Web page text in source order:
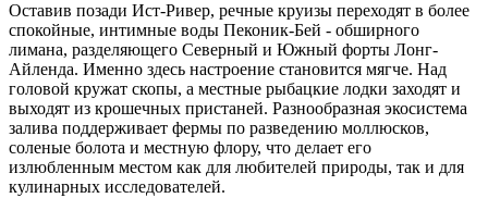
Оставив позади Ист-Ривер, речные круизы переходят в более
спокойные, интимные воды Пеконик-Бей - обширного
лимана, разделяющего Северный и Южный форты Лонг-
Айленда. Именно здесь настроение становится мягче. Над
головой кружат скопы, а местные рыбацкие лодки заходят и
выходят из крошечных пристаней. Разнообразная экосистема
залива поддерживает фермы по разведению моллюсков,
соленые болота и местную флору, что делает его
излюбленным местом как для любителей природы, так и для
кулинарных исследователей.